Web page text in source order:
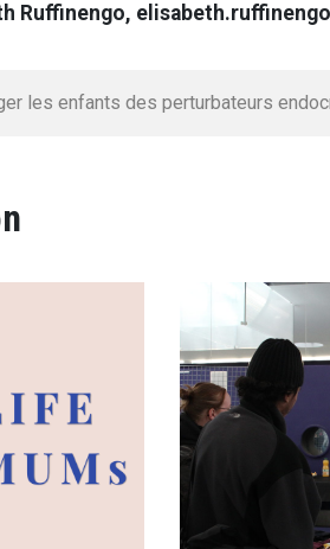
Ruffinengo,
les enfants des perturbateurs